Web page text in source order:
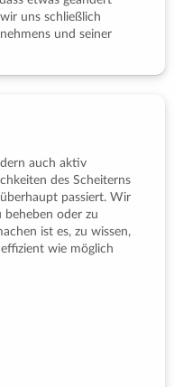
uns schließlich
und seiner
auch aktiv
des Scheiterns
passiert. Wir
beheben oder zu
ist es, zu wissen,
wie möglich